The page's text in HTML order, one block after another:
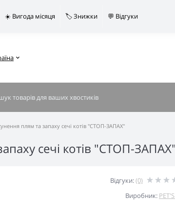
☀️ Вигода місяця 🏷️ Знижки 💬 Відгуки
плям та запаху сечі котів "СТОП-ЗАПАХ"
сечі котів "СТОП-ЗАПАХ"
Відгуки:(0)
Виробник: